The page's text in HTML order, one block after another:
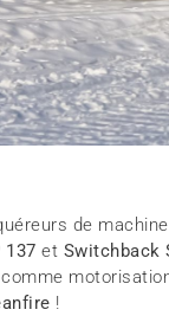
de
137 et Switchback
comme
!